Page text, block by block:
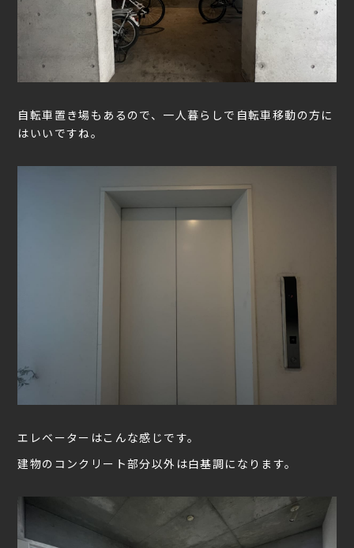
自転車置き場もあるので、一人暮らしで自転車移動の方に
はいいですね。
エレベーターはこんな感じです。
建物のコンクリート部分以外は白基調になります。